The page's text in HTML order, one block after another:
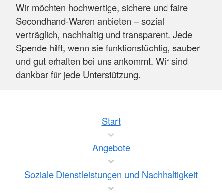
Wir möchten hochwertige, sichere und faire
Secondhand-Waren anbieten – sozial
verträglich, nachhaltig und transparent. Jede
Spende hilft, wenn sie funktionstüchtig, sauber
und gut erhalten bei uns ankommt. Wir sind
dankbar für jede Unterstützung.
Start
Angebote
Soziale Dienstleistungen und Nachhaltigkeit